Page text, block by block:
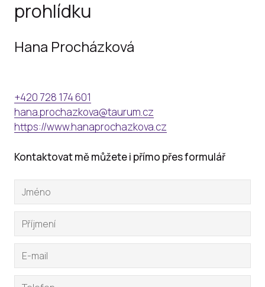
prohlídku
Hana Procházková
+420 728 174 601
hana.prochazkova@taurum.cz
https://www.hanaprochazkova.cz
Kontaktovat mě můžete i přímo přes formulář